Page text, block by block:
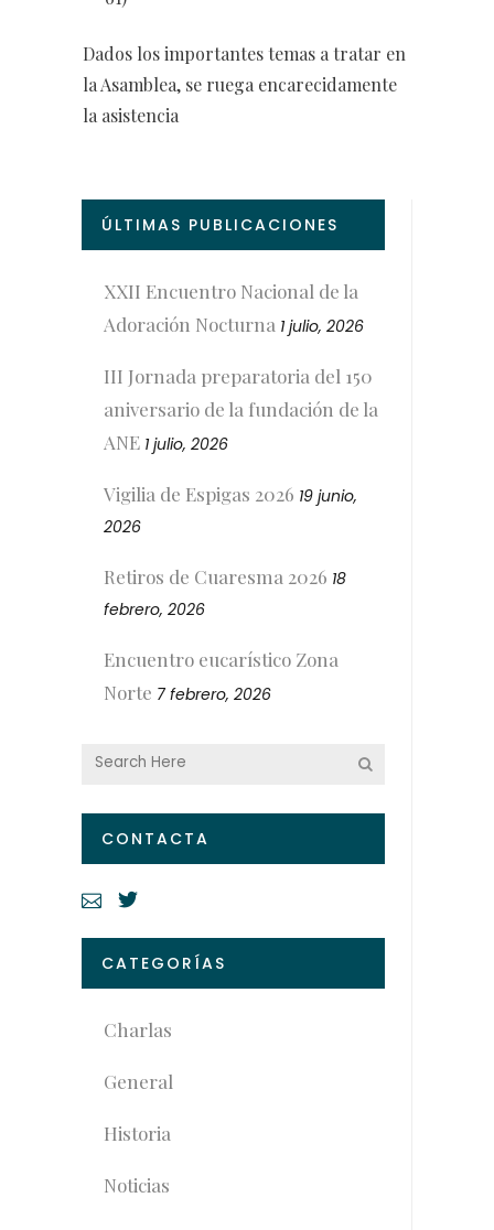
Dados los importantes temas a tratar en
la Asamblea, se ruega encarecidamente
la asistencia
ÚLTIMAS PUBLICACIONES
XXII Encuentro Nacional de la
Adoración Nocturna 1 julio, 2026
III Jornada preparatoria del 150
aniversario de la fundación de la
ANE 1 julio, 2026
Vigilia de Espigas 2026 19 junio,
2026
Retiros de Cuaresma 2026 18
febrero, 2026
Encuentro eucarístico Zona
Norte 7 febrero, 2026
CONTACTA
CATEGORÍAS
Charlas
General
Historia
Noticias